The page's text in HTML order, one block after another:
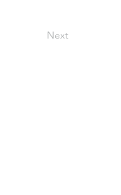
Next